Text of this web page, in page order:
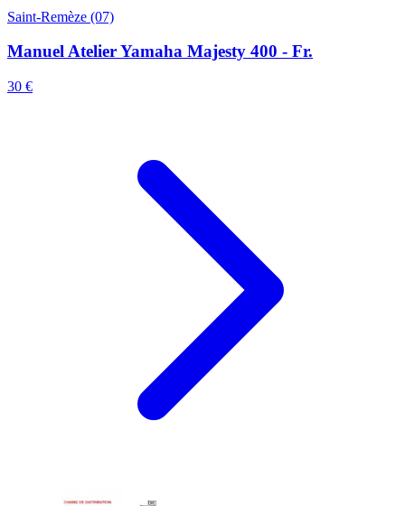
Saint-Remèze (07)
Manuel Atelier Yamaha Majesty 400 - Fr.
30 €